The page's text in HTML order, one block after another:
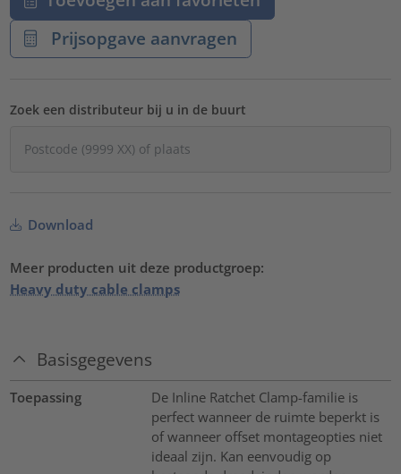
Prijsopgave aanvragen
Zoek een distributeur bij u in de buurt
Download
Meer producten uit deze productgroep:
Heavy duty cable clamps
Basisgegevens
Toepassing
De Inline Ratchet Clamp-familie is
perfect wanneer de ruimte beperkt is
of wanneer offset montageopties niet
ideaal zijn. Kan eenvoudig op